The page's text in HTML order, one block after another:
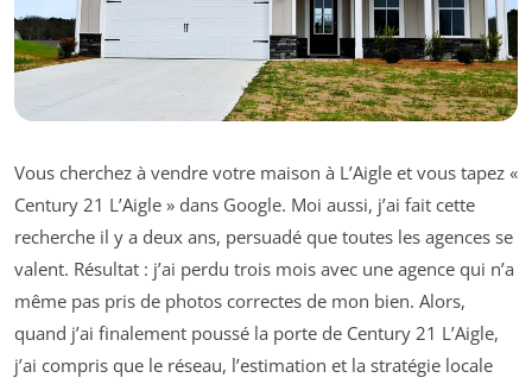
Vous cherchez à vendre votre maison à L’Aigle et vous tapez «
Century 21 L’Aigle » dans Google. Moi aussi, j’ai fait cette
recherche il y a deux ans, persuadé que toutes les agences se
valent. Résultat : j’ai perdu trois mois avec une agence qui n’a
même pas pris de photos correctes de mon bien. Alors,
quand j’ai finalement poussé la porte de Century 21 L’Aigle,
j’ai compris que le réseau, l’estimation et la stratégie locale